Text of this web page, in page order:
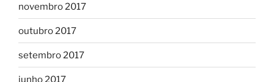
novembro 2017
outubro 2017
setembro 2017
junho 2017